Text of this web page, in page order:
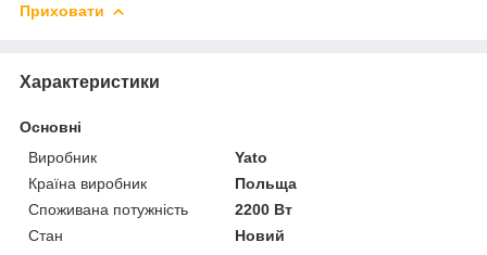
Приховати
Характеристики
Основні
Виробник
Yato
Країна виробник
Польща
Споживана потужність
2200 Вт
Стан
Новий